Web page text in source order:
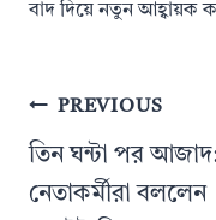
বাদ দিয়ে নতুন আহ্বায়ক
PostPREVIOUS
তিন ঘন্টা পর
নেতাকর্মীরা বললেন